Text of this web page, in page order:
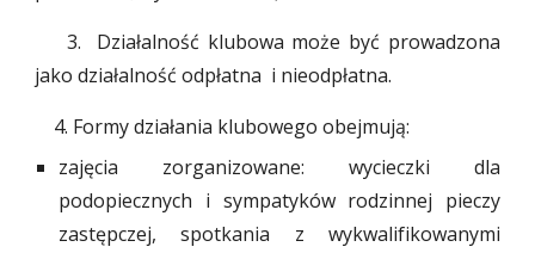
3. Działalność klubowa może być prowadzona
jako działalność odpłatna i nieodpłatna.
4. Formy działania klubowego obejmują:
zajęcia zorganizowane: wycieczki dla
podopiecznych i sympatyków rodzinnej pieczy
zastępczej, spotkania z wykwalifikowanymi